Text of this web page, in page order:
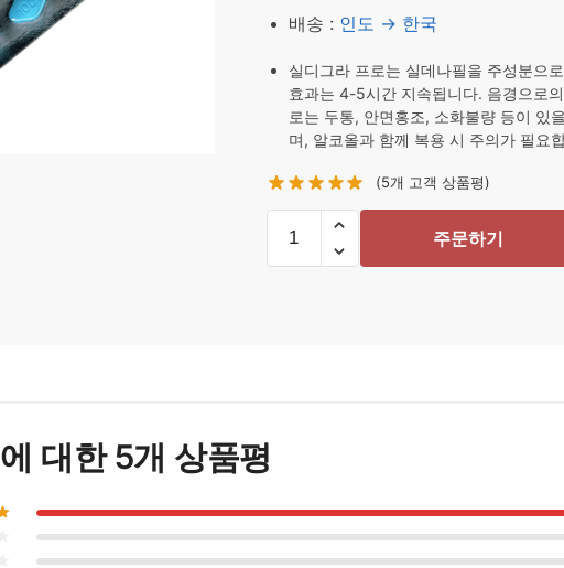
배송 : 인도 → 한국
실디그라 프로는 실데나필을 주성분으
효과는 4-5시간 지속됩니다. 음경으로
로는 두통, 안면홍조, 소화불량 등이 있
며, 알코올과 함께 복용 시 주의가 필요
(5개 고객 상품평)
수
량
주문하기
에 대한 5개 상품평